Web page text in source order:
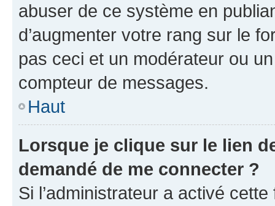
abuser de ce système en
d’augmenter votre rang sur le
pas ceci et un modérateur ou
compteur de messages.
Haut
Lorsque je clique sur le lien
demandé de me connecter ?
Si l’administrateur a activé